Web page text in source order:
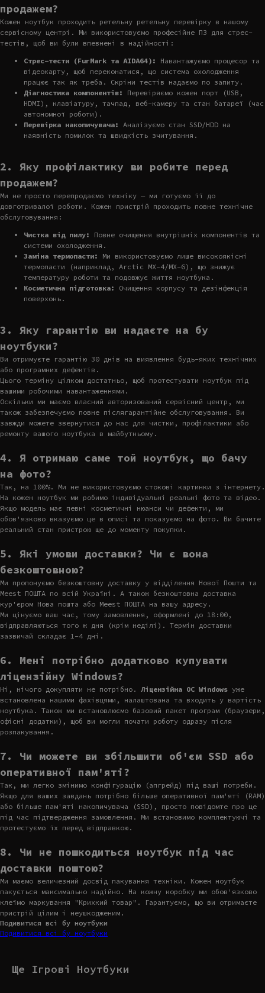
продажем?
Кожен ноутбук проходить ретельну ретельну перевірку в нашому
сервісному центрі. Ми використовуємо професійне ПЗ для стрес-
тестів, щоб ви були впевнені в надійності:
Стрес-тести (FurMark та AIDA64):
Навантажуємо процесор та
відеокарту, щоб переконатися, що система охолодження
працює так як треба. Скріни тестів надаємо по запиту.
Діагностика компонентів:
Перевіряємо кожен порт (USB,
HDMI), клавіатуру, тачпад, веб-камеру та стан батареї (час
автономної роботи).
Перевірка накопичувача:
Аналізуємо стан SSD/HDD на
наявність помилок та швидкість зчитування.
2. Яку профілактику ви робите перед
продажем?
Ми не просто перепродаємо техніку — ми готуємо її до
довготривалої роботи. Кожен пристрій проходить повне технічне
обслуговування:
Чистка від пилу:
Повне очищення внутрішніх компонентів та
системи охолодження.
Заміна термопасти:
Ми використовуємо лише високоякісні
термопасти (наприклад, Arctic MX-4/MX-6), що знижує
температуру роботи та подовжує життя ноутбука.
Косметична підготовка:
Очищення корпусу та дезінфекція
поверхонь.
3. Яку гарантію ви надаєте на бу
ноутбуки?
Ви отримуєте гарантію 30 днів на виявлення будь-яких технічних
або програмних дефектів.
Цього терміну цілком достатньо, щоб протестувати ноутбук під
вашими робочими навантаженнями.
Оскільки ми маємо власний авторизований сервісний центр, ми
також забезпечуємо повне післягарантійне обслуговування. Ви
завжди можете звернутися до нас для чистки, профілактики або
ремонту вашого ноутбука в майбутньому.
4. Я отримаю саме той ноутбук, що бачу
на фото?
Так, на 100%. Ми не використовуємо стокові картинки з інтернету.
На кожен ноутбук ми робимо індивідуальні реальні фото та відео.
Якщо модель має певні косметичні нюанси чи дефекти, ми
обов'язково вказуємо це в описі та показуємо на фото. Ви бачите
реальний стан пристрою ще до моменту покупки.
5. Які умови доставки? Чи є вона
безкоштовною?
Ми пропонуємо безкоштовну доставку у відділення Нової Пошти та
Meest ПОШТА по всій Україні. А також безкоштовна доставка
кур'єром Нова пошта або Meest ПОШТА на вашу адресу.
Ми цінуємо ваш час, тому замовлення, оформлені до 18:00,
відправляються того ж дня (крім неділі). Термін доставки
зазвичай складає 1-4 дні.
6. Мені потрібно додатково купувати
ліцензійну Windows?
Ні, нічого докупляти не потрібно. Ліцензійна ОС Windows уже
встановлена нашими фахівцями, налаштована та входить у вартість
ноутбука. Також ми встановлюємо базовий пакет програм (браузери,
офісні додатки), щоб ви могли почати роботу одразу після
розпакування.
7. Чи можете ви збільшити об'єм SSD або
оперативної пам'яті?
Так, ми легко змінимо конфігурацію (апгрейд) під ваші потреби.
Якщо для ваших завдань потрібно більше оперативної пам'яті (RAM)
або більше пам'яті накопичувача (SSD), просто повідомте про це
під час підтвердження замовлення. Ми встановимо комплектуючі та
протестуємо їх перед відправкою.
8. Чи не пошкодиться ноутбук під час
доставки поштою?
Ми маємо величезний досвід пакування техніки. Кожен ноутбук
пакується максимально надійно. На кожну коробку ми обов'язково
клеїмо маркування "Крихкий товар". Гарантуємо, що ви отримаєте
пристрій цілим і неушкодженим.
Подивитися всі бу ноутбуки
Подивитися всі бу ноутбуки
Ще Ігрові Ноутбуки